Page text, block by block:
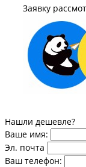
Заявку
Нашли дешевле?
Ваше имя:
Эл. почта
Ваш телефон: